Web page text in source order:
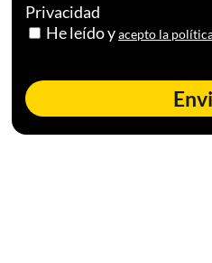
Privacidad
He leído yacepto la